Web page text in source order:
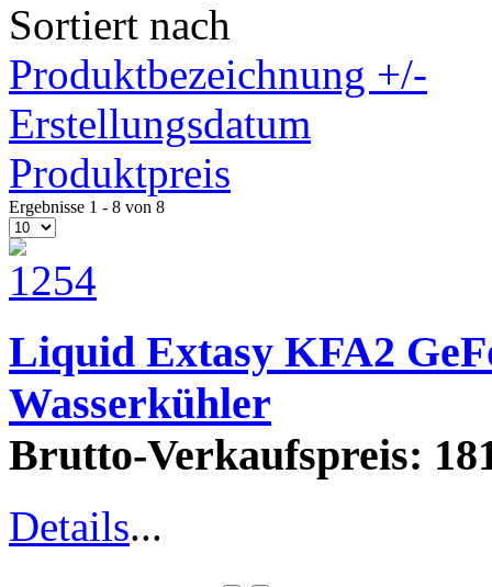
Sortiert nach
Produktbezeichnung +/-
Erstellungsdatum
Produktpreis
Ergebnisse 1 - 8 von 8
Liquid Extasy KFA2
Wasserkühler
Brutto-Verkaufspreis:
Details...